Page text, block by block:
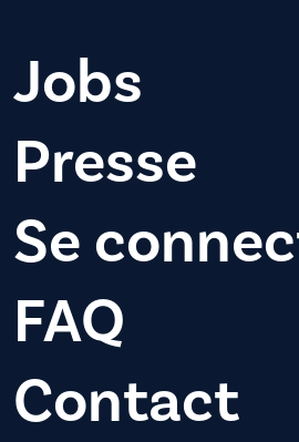
Jobs
Presse
Se
FAQ
Contact